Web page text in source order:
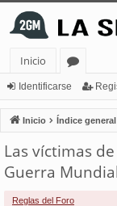
Inicio
or
os
Identificarse
Inicio Índice general
Las víctimas
Guerra
Reglas del Foro